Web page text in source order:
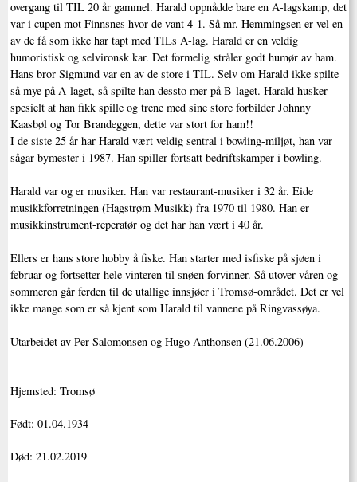
overgang til TIL 20 år gammel. Harald oppnådde bare en A-lagskamp, det
var i cupen mot Finnsnes hvor de vant 4-1. Så mr. Hemmingsen er vel en
av de få som ikke har tapt med TILs A-lag. Harald er en veldig
humoristisk og selvironsk kar. Det formelig stråler godt humør av ham.
Hans bror Sigmund var en av de store i TIL. Selv om Harald ikke spilte
så mye på A-laget, så spilte han dessto mer på B-laget. Harald husker
spesielt at han fikk spille og trene med sine store forbilder Johnny
Kaasbøl og Tor Brandeggen, dette var stort for ham!!
I de siste 25 år har Harald vært veldig sentral i bowling-miljøt, han var
sågar bymester i 1987. Han spiller fortsatt bedriftskamper i bowling.
Harald var og er musiker. Han var restaurant-musiker i 32 år. Eide
musikkforretningen (Hagstrøm Musikk) fra 1970 til 1980. Han er
musikkinstrument-reperatør og det har han vært i 40 år.
Ellers er hans store hobby å fiske. Han starter med isfiske på sjøen i
februar og fortsetter hele vinteren til snøen forvinner. Så utover våren og
sommeren går ferden til de utallige innsjøer i Tromsø-området. Det er vel
ikke mange som er så kjent som Harald til vannene på Ringvassøya.
Utarbeidet av Per Salomonsen og Hugo Anthonsen (21.06.2006)
Hjemsted: Tromsø
Født: 01.04.1934
Død: 21.02.2019